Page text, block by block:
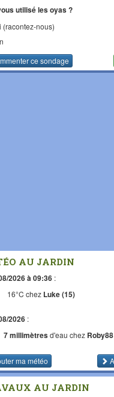
utilisé les oyas ?
(racontez-nous)
ce sondage
AU JARDIN
2026 à 09:36 :
16°C chez Luke (15)
2026 :
7 millimètresd'eau chez
ma météo
AU JARDIN